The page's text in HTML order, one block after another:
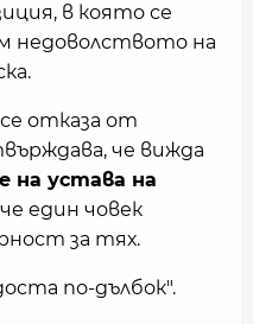
в която се
недоволството на
отказа от
че вижда
на устава на
един човек
за тях.
по-дълбок".